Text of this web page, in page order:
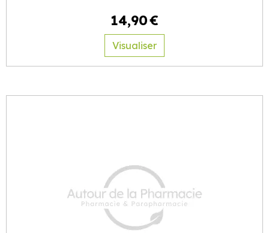
14,90€
Visualiser